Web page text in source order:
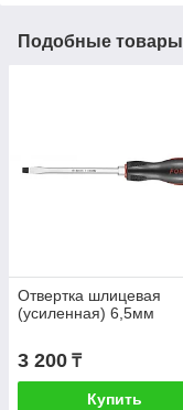
Подобные
Отвертка шлицевая
(усиленная) 6,5мм
3 200 ₸
Купить